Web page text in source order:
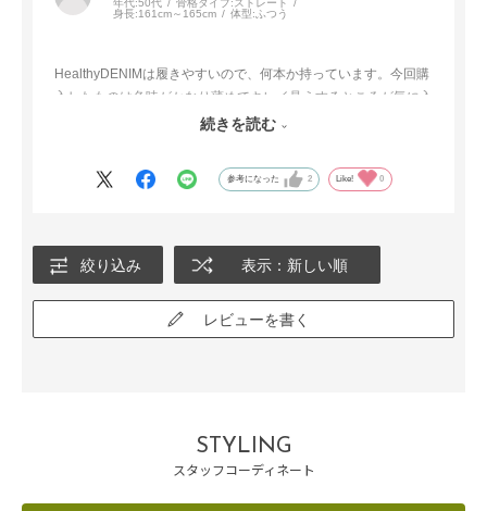
身長:161cm～165cm 体型: ふつう
HealthyDENIMは履きやすいので、何本か持っています。今回購
入したものは色味がかなり薄めでキレイ見えするところが気に入
続きを読む
参考になった 2 Like! 0
絞り込み 表示：新しい順
レビューを書く
STYLING
スタッフコーディネート